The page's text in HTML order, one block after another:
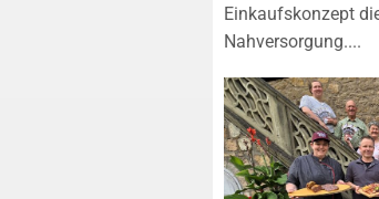
Einkaufskonzept
Nahversorgung....